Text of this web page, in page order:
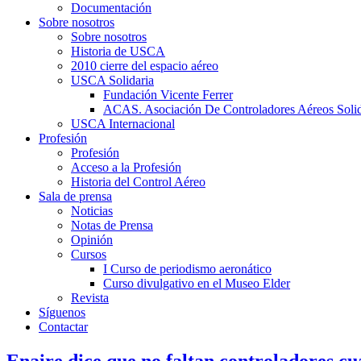
Documentación
Sobre nosotros
Sobre nosotros
Historia de USCA
2010 cierre del espacio aéreo
USCA Solidaria
Fundación Vicente Ferrer
ACAS. Asociación De Controladores Aéreos
USCA Internacional
Profesión
Profesión
Acceso a la Profesión
Historia del Control Aéreo
Sala de prensa
Noticias
Notas de Prensa
Opinión
Cursos
I Curso de periodismo aeronático
Curso divulgativo en el Museo Elder
Revista
Síguenos
Contactar